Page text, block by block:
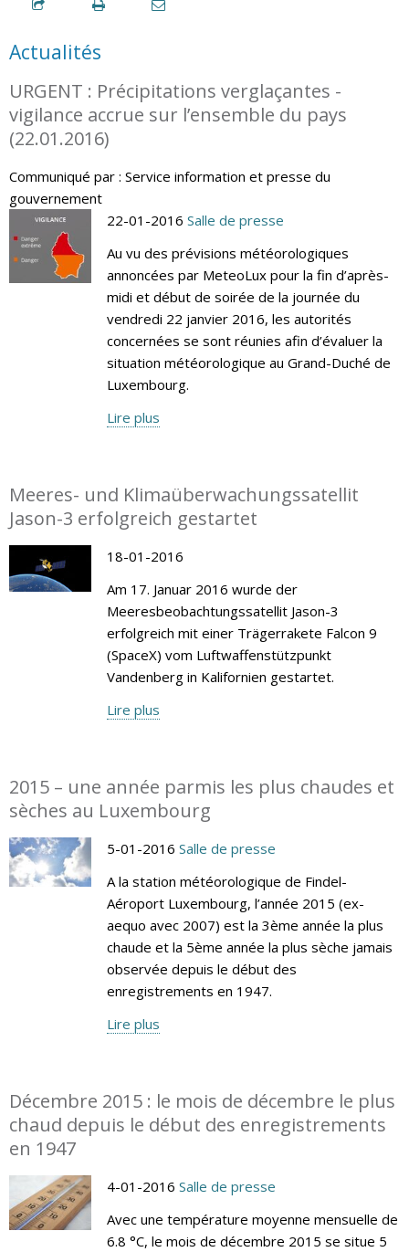
Actualités
URGENT : Précipitations verglaçantes -
vigilance accrue sur l’ensemble du pays
(22.01.2016)
Communiqué par : Service information et presse du
gouvernement
22-01-2016 Salle de presse
Au vu des prévisions météorologiques
annoncées par MeteoLux pour la fin d’après-
midi et début de soirée de la journée du
vendredi 22 janvier 2016, les autorités
concernées se sont réunies afin d’évaluer la
situation météorologique au Grand-Duché de
Luxembourg.
Lire plus
Meeres- und Klimaüberwachungssatellit
Jason-3 erfolgreich gestartet
18-01-2016
Am 17. Januar 2016 wurde der
Meeresbeobachtungssatellit Jason-3
erfolgreich mit einer Trägerrakete Falcon 9
(SpaceX) vom Luftwaffenstützpunkt
Vandenberg in Kalifornien gestartet.
Lire plus
2015 – une année parmis les plus chaudes et
sèches au Luxembourg
5-01-2016 Salle de presse
A la station météorologique de Findel-
Aéroport Luxembourg, l’année 2015 (ex-
aequo avec 2007) est la 3ème année la plus
chaude et la 5ème année la plus sèche jamais
observée depuis le début des
enregistrements en 1947.
Lire plus
Décembre 2015 : le mois de décembre le plus
chaud depuis le début des enregistrements
en 1947
4-01-2016 Salle de presse
Avec une température moyenne mensuelle de
6.8 °C, le mois de décembre 2015 se situe 5